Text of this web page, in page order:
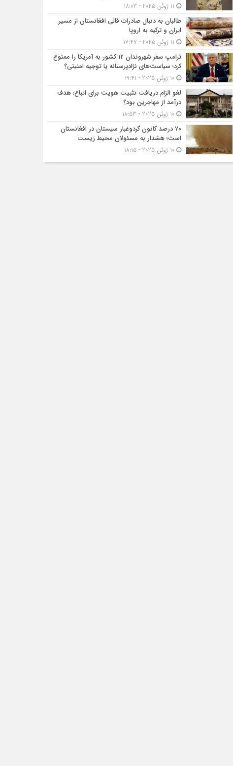
طالبان به دنبال صادرات قالی افغانستان از مسیر
ایران و ترکیه به اروپا
ترامپ سفر شهروندان ۱۲ کشور به آمریکا را ممنوع
کرد؛ سیاست‌های نژادپرستانه یا توجیه امنیتی؟
10 ژوئن 2025 - 19:41
لغو الزام دریافت تثبیت هویت برای اتباع؛ هدف
درآمد از مهاجرین بود؟
10 ژوئن 2025 - 18:53
۷۰ درصد کانون گردوغبار سیستان در افغانستان
است؛ هشدار به مسئولان محیط زیست
10 ژوئن 2025 - 18:15